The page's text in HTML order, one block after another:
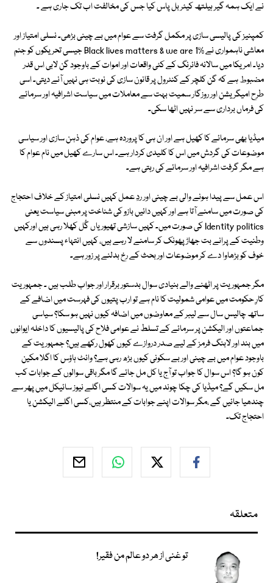
نے ایک ہمہ گیر ہیلتھ کیئر بل پاس کیا جس کی مخالفت اب تک جاری ہے ۔
کمپنیز کی پالیسی سازی پر مکمل گرفت سے عوام میں بے چینی بڑھی۔ نسلی امتیاز اور
معاشی ناہمواری نے Black lives matters & we are 1% جیسی تحریکوں کو جنم
دیا۔ امریکا میں سالانہ فائرنگ کے کئی واقعات اور اموات کے باوجود گن لابی اس قدر
مضبوط ہے کہ گن کلچر کے کنٹرول پر قانون سازی کی نوبت ہی نہیں آنے دیتی۔ اسی
طرح امیگریشن اور روزگار سمیت بہت سے معاملات میں سیاست اشرافیہ اور سرمائے
کی فرماں برداری سے سر نہیں اٹھا سکی۔
میڈیا بھی سرمائے کا کھیل ہے اور ان ہی کا پروردہ ہے، عوام کی ذہن سازی اور سیاسی
موضوعات کی گردش میں اس کا کلیدی کردار ہے۔ اس سارے کھیل میں نام عوام کا
ہے مگر گرفت اشرافیہ اور سرمائے کی رہتی ہے۔
اس عمل سے پیدا ہونے والی بے چینی اور ردِ عمل کہیں نسلی امتیاز کے خلاف احتجاج
کی صورت میں سامنے آتا ہے اور کہیں دائیں بازو کی شناخت پر مبنی سیاست یعنی
Identity politics کی صورت میں۔ کہیں سازشی تھیوریاں گُل کھلا رہی ہیں اورکہیں
وطنیت کے پرانے بت جھاڑ پھونک کر سامنے لا رہے ہیں، کہیں انتہاء پسندوں سے
خوف کو بڑھاوا دے کر موضوعات اور بحث کے رخ بدلنے پر زور ہے۔
مگر جمہوریت پر اٹھنے والے بنیادی سوال بدستور برقرار اور جواب طلب ہیں ۔ جمہوریت
کارِ حکومت میں عوامی شمولیت کا نام ہے تو ارب پتیوں کی فہرست میں اضافے کے
ساتھ چالیس سال سے لیبر کے معاوضوں میں اضافہ کیوں نہیں ہو سکا؟ سیاسی
جماعتوں اور الیکشن پر سرمائے کے تسلط نے عوامی فلاح کی پالیسیوں کا داخلہ ایوانوں
میں بند اور لابنگ فرمز کے لیے صدر دروازے کیوں کھول رکھے ہیں؟ جمہوریت کے
باوجود عوام میں بے چینی اور بے سکونی کیوں بڑھ رہی ہے؟ وائٹ ہاؤس کا اگلا مکین
کون ہو گا؟ اس سوال کا جواب تو آج یا کل مل جائے گا مگر باقی سوالوں کے جوابات کب
مل سکیں گے؟ میڈیا کی چکا چوند میں یہ سوالات کسی اگلے نیوز سائیکل میں پھر سے
چندھیا جائیں گے ،مگر سوالات اپنے جوابات کے منتظر ہیں،کسی اگلے الیکشن یا
احتجاج تک۔
متعلقہ
تو غنی از ھر دو عالم من فقیر!